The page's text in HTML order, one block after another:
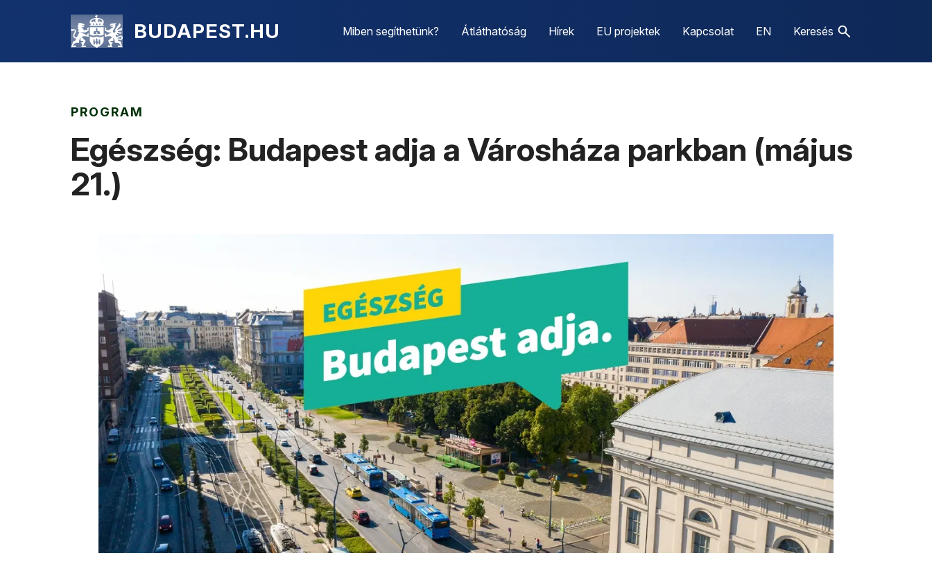
BUDAPEST.HU Miben segíthetünk? Átláthatóság Hírek EU projektek Kapcsolat EN Keresés
PROGRAM
Egészség: Budapest adja a Városháza parkban (május
21.)